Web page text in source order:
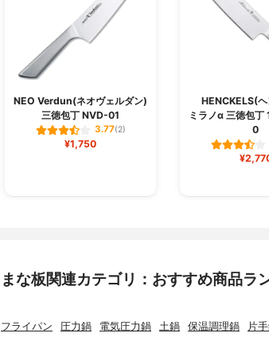
NEO Verdun(ネオヴェルダン)
三徳包丁 NVD-01
3.77(2)
¥1,750
HENCKELS(
ミラノα 三徳包
0
まな板関連カテゴリ：おすすめ商品ラ
フライパン 圧力鍋 電気圧力鍋 土鍋 保温調理鍋 片